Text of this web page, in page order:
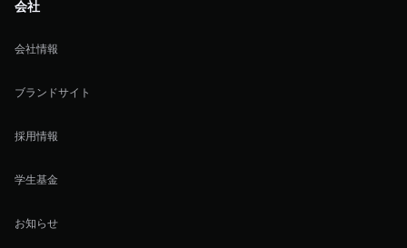
会社
会社情報
ブランドサイト
採用情報
学生基金
お知らせ